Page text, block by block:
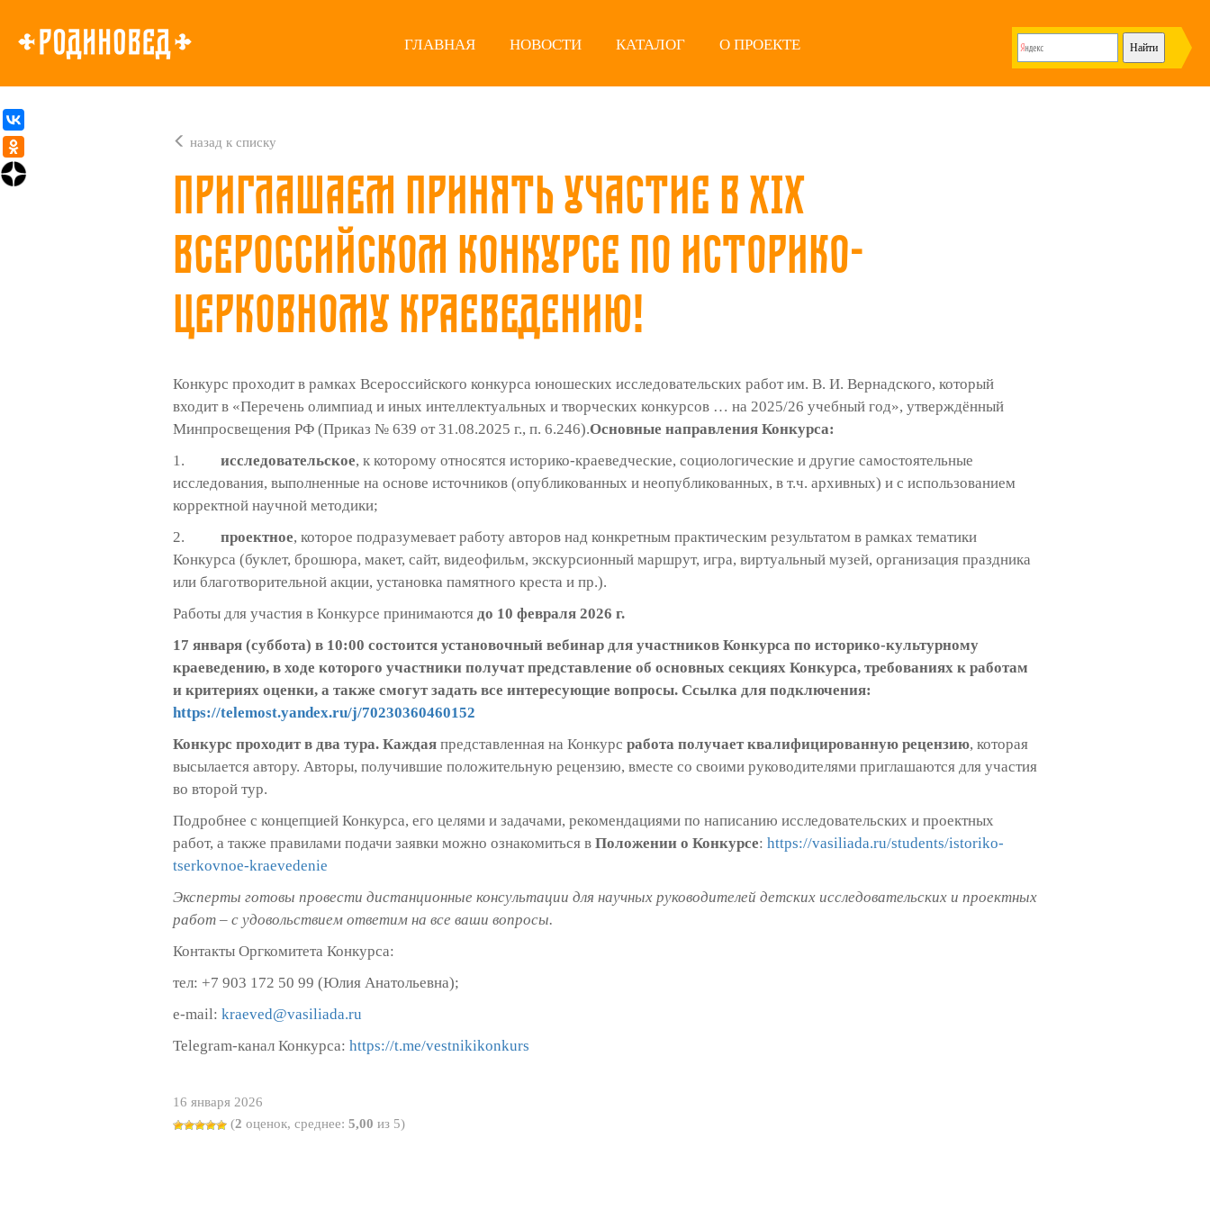
ГЛАВНАЯ НОВОСТИ КАТАЛОГ О ПРОЕКТЕ
назад к списку
Приглашаем принять участие в ХIХ
Всероссийском конкурсе по историко-
церковному краеведению!
Конкурс проходит в рамках Всероссийского конкурса юношеских исследовательских работ им. В. И. Вернадского, который
входит в «Перечень олимпиад и иных интеллектуальных и творческих конкурсов … на 2025/26 учебный год», утверждённый
Минпросвещения РФ (Приказ № 639 от 31.08.2025 г., п. 6.246).Основные направления Конкурса:
1. исследовательское, к которому относятся историко-краеведческие, социологические и другие самостоятельные
исследования, выполненные на основе источников (опубликованных и неопубликованных, в т.ч. архивных) и с использованием
корректной научной методики;
2. проектное, которое подразумевает работу авторов над конкретным практическим результатом в рамках тематики
Конкурса (буклет, брошюра, макет, сайт, видеофильм, экскурсионный маршрут, игра, виртуальный музей, организация праздника
или благотворительной акции, установка памятного креста и пр.).
Работы для участия в Конкурсе принимаются до 10 февраля 2026 г.
17 января (суббота) в 10:00 состоится установочный вебинар для участников Конкурса по историко-культурному
краеведению, в ходе которого участники получат представление об основных секциях Конкурса, требованиях к работам
и критериях оценки, а также смогут задать все интересующие вопросы. Ссылка для подключения:
https://telemost.yandex.ru/j/70230360460152
Конкурс проходит в два тура. Каждая представленная на Конкурс работа получает квалифицированную рецензию, которая
высылается автору. Авторы, получившие положительную рецензию, вместе со своими руководителями приглашаются для участия
во второй тур.
Подробнее с концепцией Конкурса, его целями и задачами, рекомендациями по написанию исследовательских и проектных
работ, а также правилами подачи заявки можно ознакомиться в Положении о Конкурсе: https://vasiliada.ru/students/istoriko-
tserkovnoe-kraevedenie
Эксперты готовы провести дистанционные консультации для научных руководителей детских исследовательских и проектных
работ ‒ с удовольствием ответим на все ваши вопросы.
Контакты Оргкомитета Конкурса:
тел: +7 903 172 50 99 (Юлия Анатольевна);
e-mail: kraeved@vasiliada.ru
Telegram-канал Конкурса: https://t.me/vestnikikonkurs
16 января 2026
(2 оценок, среднее: 5,00 из 5)